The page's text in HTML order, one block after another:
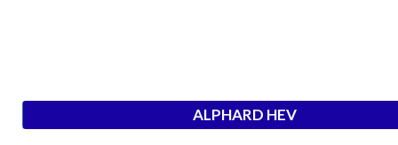
ALPHARD HEV